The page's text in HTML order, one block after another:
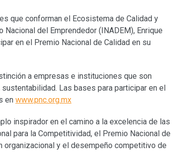
que conforman el Ecosistema de Calidad y
del Emprendedor (INADEM), Enrique
en el Premio Nacional de Calidad en su
a empresas e instituciones que son
Las bases para participar en el
en www.pnc.org.mx
inspirador en el camino a la excelencia de las
para la Competitividad, el Premio Nacional de
organizacional y el desempeño competitivo de